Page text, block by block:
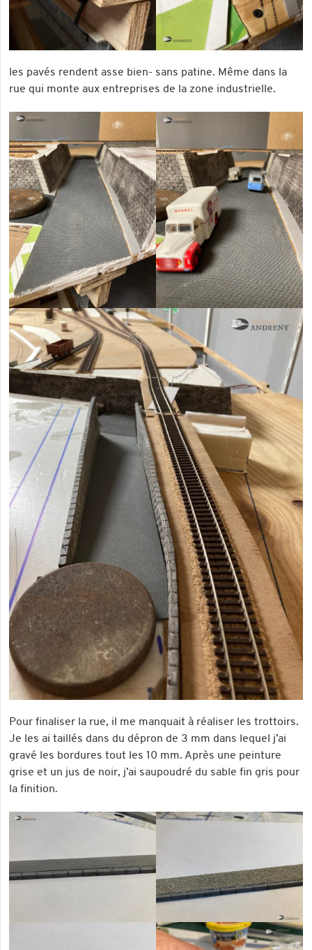
les pavés rendent asse bien- sans patine. Même dans la
rue qui monte aux entreprises de la zone industrielle.
Pour finaliser la rue, il me manquait à réaliser les trottoirs.
Je les ai taillés dans du dépron de 3 mm dans lequel j’ai
gravé les bordures tout les 10 mm. Après une peinture
grise et un jus de noir, j’ai saupoudré du sable fin gris pour
la finition.